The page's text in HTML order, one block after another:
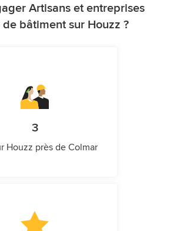
Artisans et entreprises
bâtiment sur Houzz ?
3
Houzz près de Colmar